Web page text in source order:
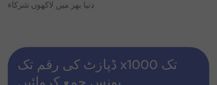
دنیا بھر میں لاکھوں شرکاء
ڈپازٹ کی رقم تک x1000 تک